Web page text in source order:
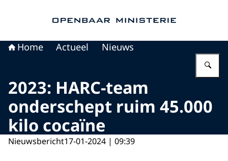
Home Actueel Nieuws
2023: HARC-team
onderschept ruim 45.000
kilo cocaïne
Nieuwsbericht17-01-2024 | 09:39